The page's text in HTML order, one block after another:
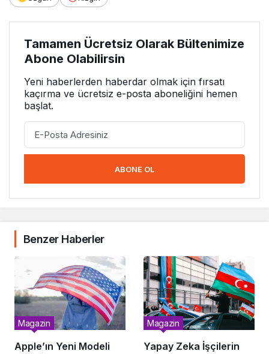
Tamamen Ücretsiz Olarak Bültenimize
Abone Olabilirsin
Yeni haberlerden haberdar olmak için fırsatı
kaçırma ve ücretsiz e-posta aboneliğini hemen
başlat.
ABONE OL
Benzer Haberler
Apple’ın Yeni Modeli
Magazin
Yapay Zeka İşçilerin
Magazin